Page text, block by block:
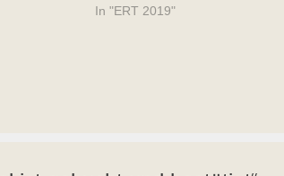
In "ERT 2019"